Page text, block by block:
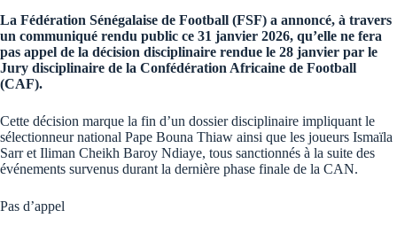
La Fédération Sénégalaise de Football (FSF) a annoncé, à travers
un communiqué rendu public ce 31 janvier 2026, qu’elle ne fera
pas appel de la décision disciplinaire rendue le 28 janvier par le
Jury disciplinaire de la Confédération Africaine de Football
(CAF).
Cette décision marque la fin d’un dossier disciplinaire impliquant le
sélectionneur national Pape Bouna Thiaw ainsi que les joueurs Ismaïla
Sarr et Iliman Cheikh Baroy Ndiaye, tous sanctionnés à la suite des
événements survenus durant la dernière phase finale de la CAN.
Pas d’appel